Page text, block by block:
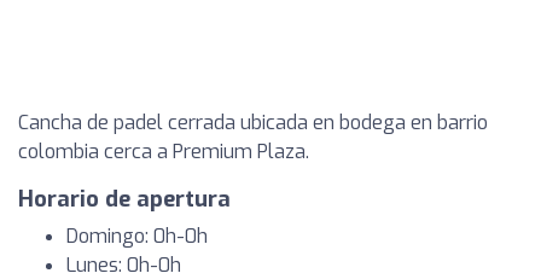
Cancha de padel cerrada ubicada en bodega en barrio
colombia cerca a Premium Plaza.
Horario de apertura
Domingo: 0h-0h
Lunes: 0h-0h